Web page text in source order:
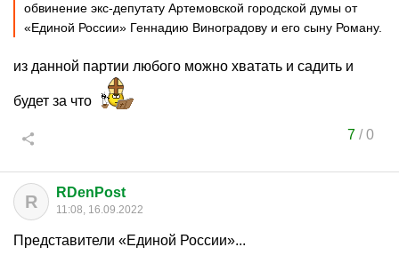
обвинение экс-депутату Артемовской городской думы от
«Единой России» Геннадию Виноградову и его сыну Роману.
из данной партии любого можно хватать и садить и
будет за что
7/0
R RDenPost
11:08, 16.09.2022
Представители «Единой России»...